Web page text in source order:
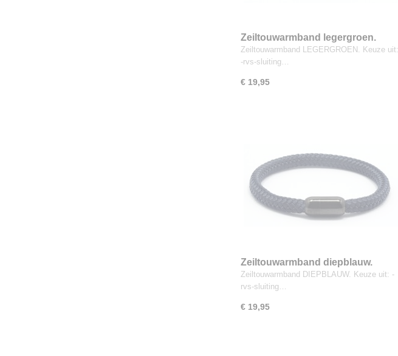
Zeiltouwarmband legergroen.
Zeiltouwarmband LEGERGROEN. Keuze uit:
-rvs-sluiting…
€ 19,95
Zeiltouwarmband diepblauw.
Zeiltouwarmband DIEPBLAUW. Keuze uit: -
rvs-sluiting…
€ 19,95